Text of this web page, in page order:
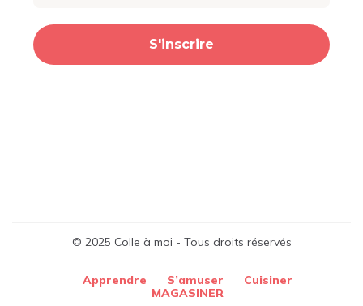
S'inscrire
© 2025 Colle à moi - Tous droits réservés
Apprendre S’amuser
Cuisiner
MAGASINER